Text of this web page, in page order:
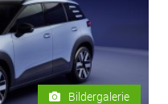
Bildergalerie